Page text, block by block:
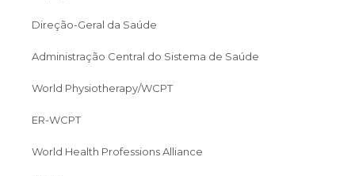
Direção-Geral da Saúde
Administração Central do Sistema de Saúde
World Physiotherapy/WCPT
ER-WCPT
World Health Professions Alliance